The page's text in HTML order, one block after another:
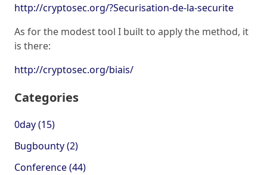
http://cryptosec.org/?Securisation-de-la-securite
As for the modest tool I built to apply the method, it
is there:
http://cryptosec.org/biais/
Categories
0day (15)
Bugbounty (2)
Conference (44)